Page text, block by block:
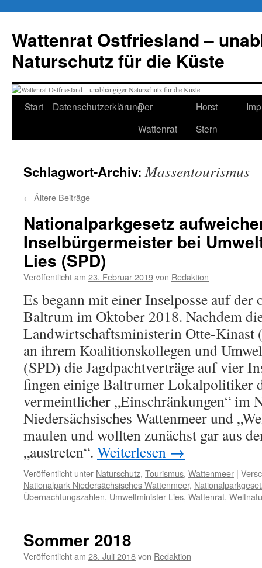
springen
Wattenrat Ostfriesland –
Naturschutz für die Küste
Start DatenschutzerklärungDer
Wattenrat
Horst
Stern
Schlagwort-Archiv:Massentourismus
← Ältere Beiträge
Nationalparkgesetz
Inselbürgermeister bei
Lies (SPD)
Veröffentlicht am 23. Februar 2019von Redaktion
Es begann mit einer Inselposse auf der
Baltrum im Oktober 2018. Nachdem
Landwirtschaftsministerin Otte-
an ihrem Koalitionskollegen und
(SPD) die Jagdpachtverträge auf vier
fingen einige Baltrumer Lokalpolitiker
vermeintlicher „Einschränkungen“ im
Niedersächsisches Wattenmeer und
maulen und wollten zunächst gar aus
„austreten“. Weiterlesen →
Veröffentlicht unter Naturschutz, Tourismus, Wattenmeer |
Nationalpark Niedersächsisches Wattenmeer,
Übernachtungszahlen, Umweltminister Lies, Wattenrat,
Sommer 2018
Veröffentlicht am 28. Juli 2018von Redaktion